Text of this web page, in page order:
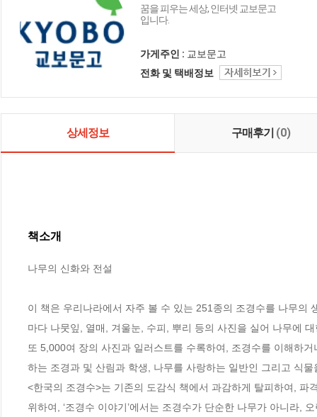
꿈을 피우는 세상, 인터넷 교보문고
입니다.
가게주인 : 교보문고
전화 및 택배정보
상세정보 구매후기 (0)
책소개
나무의 신화와 전설
이 책은 우리나라에서 자주 볼 수 있는 251종의 조경수를 나무의
마다 나뭇잎, 열매, 겨울눈, 수피, 뿌리 등의 사진을 실어 나무에
또 5,000여 장의 사진과 일러스트를 수록하여, 조경수를 이해하
하는 조경과 및 산림과 학생, 나무를 사랑하는 일반인 그리고 식
<한국의 조경수>는 기존의 도감식 책에서 과감하게 탈피하여,
위하여, ‘조경수 이야기’에서는 조경수가 단순한 나무가 아니라,